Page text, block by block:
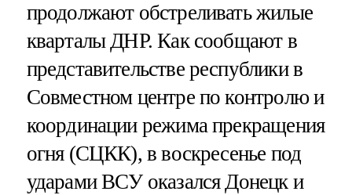
продолжают обстреливать жилые
кварталы ДНР. Как сообщают в
представительстве республики в
Совместном центре по контролю и
координации режима прекращения
огня (СЦКК), в воскресенье под
ударами ВСУ оказался Донецк и